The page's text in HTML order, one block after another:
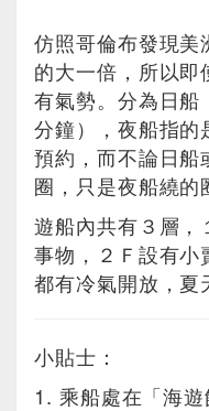
仿照哥倫布發現
的大一倍，所以
有氣勢。分為日
分鐘），夜船指
預約，而不論日船
圈，只是夜船繞的
遊船內共有３層，
事物，２Ｆ設有小
都有冷氣開放，夏
小貼士：
1. 乘船處在「海